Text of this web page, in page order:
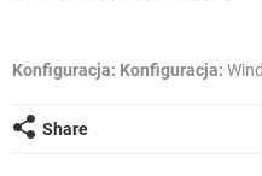
WINDOWS 10
Konfiguracja: Konfiguracja:
Share